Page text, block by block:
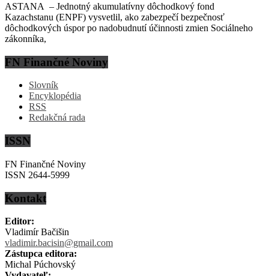
ASTANA – Jednotný akumulatívny dôchodkový fond
Kazachstanu (ENPF) vysvetlil, ako zabezpečí bezpečnosť
dôchodkových úspor po nadobudnutí účinnosti zmien Sociálneho
zákonníka,
FN Finančné Noviny
Slovník
Encyklopédia
RSS
Redakčná rada
ISSN
FN Finančné Noviny
ISSN 2644-5999
Kontakt
Editor:
Vladimír Bačišin
vladimir.bacisin@gmail.com
Zástupca editora:
Michal Púchovský